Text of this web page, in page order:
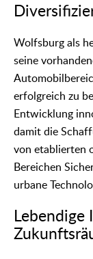
Wolfsburg als
seine
erfolgreich zu
Entwicklung
damit die
von etablierten
Bereichen
urbane